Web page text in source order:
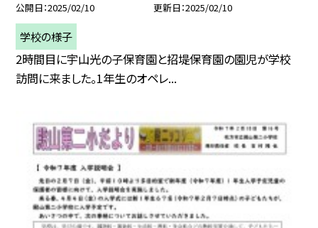
公開日 2025/02/10 更新日 2025/02/10
学校の様子
2時間目に宇山光の子保育園と招堤保育園の園児が学校
訪問に来ました。1年生のオペレ...